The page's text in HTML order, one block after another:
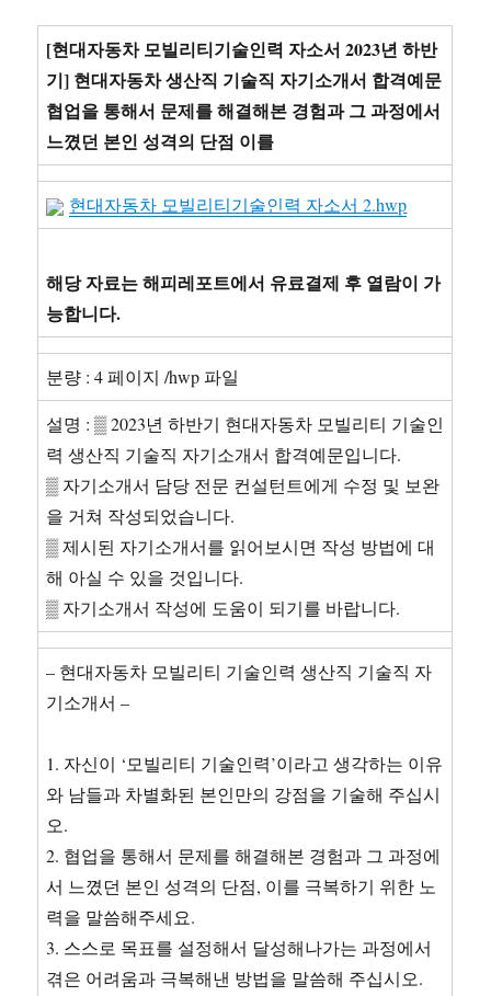
자
서
2
편
음
2023
년
반
기
현
자
차
생
산
기
술
직
기
개
서
묶
합
예
자
이
모
빌
[현대자동차 모빌리티기술인력 자소서 2023년 하반
기] 현대자동차 생산직 기술직 자기소개서 합격예문
협업을 통해서 문제를 해결해본 경험과 그 과정에서
느꼈던 본인 성격의 단점 이를
현대자동차 모빌리티기술인력 자소서 2.hwp
해당 자료는 해피레포트에서 유료결제 후 열람이 가
능합니다.
분량 : 4 페이지 /hwp 파일
설명 : ▒ 2023년 하반기 현대자동차 모빌리티 기술인
력 생산직 기술직 자기소개서 합격예문입니다.
▒ 자기소개서 담당 전문 컨설턴트에게 수정 및 보완
을 거쳐 작성되었습니다.
▒ 제시된 자기소개서를 읽어보시면 작성 방법에 대
해 아실 수 있을 것입니다.
▒ 자기소개서 작성에 도움이 되기를 바랍니다.
– 현대자동차 모빌리티 기술인력 생산직 기술직 자
기소개서 –
1. 자신이 ‘모빌리티 기술인력’이라고 생각하는 이유
와 남들과 차별화된 본인만의 강점을 기술해 주십시
오.
2. 협업을 통해서 문제를 해결해본 경험과 그 과정에
서 느꼈던 본인 성격의 단점, 이를 극복하기 위한 노
력을 말씀해주세요.
3. 스스로 목표를 설정해서 달성해나가는 과정에서
겪은 어려움과 극복해낸 방법을 말씀해 주십시오.